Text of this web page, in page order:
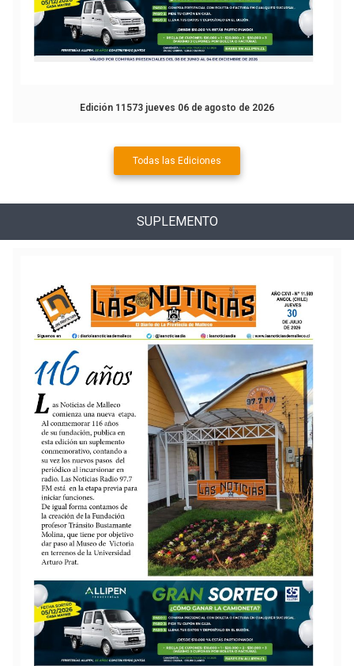
Edición 11573 jueves 06 de agosto de 2026
Todas las Ediciones
SUPLEMENTO